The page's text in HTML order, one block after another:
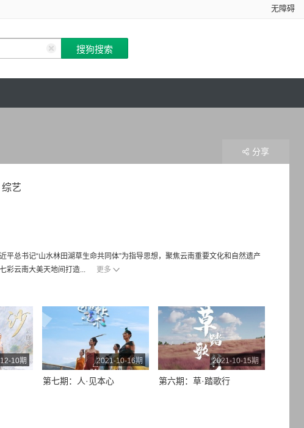
无障碍
综艺
总书记“山水林田湖草生命共同体”为指导思想，聚焦云南重要文化和自然遗产
彩云南大美天地间打造...
更多
分享
10期 2021-10-16期
第七期：人·见本心
2021-10-15期
第六期：草·踏歌行